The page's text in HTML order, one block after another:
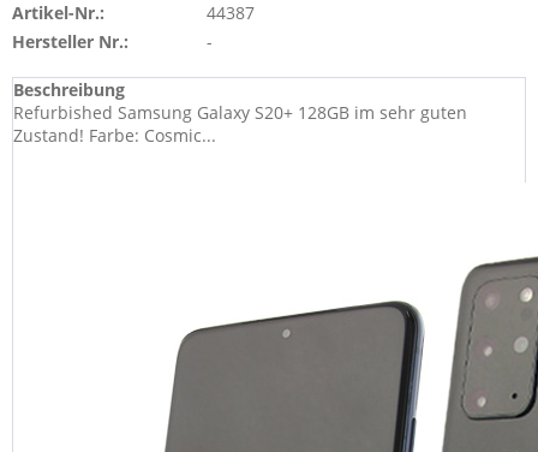
Artikel-Nr.:
44387
Hersteller Nr.:
-
Beschreibung
Refurbished Samsung Galaxy S20+ 128GB im sehr guten
Zustand! Farbe: Cosmic...